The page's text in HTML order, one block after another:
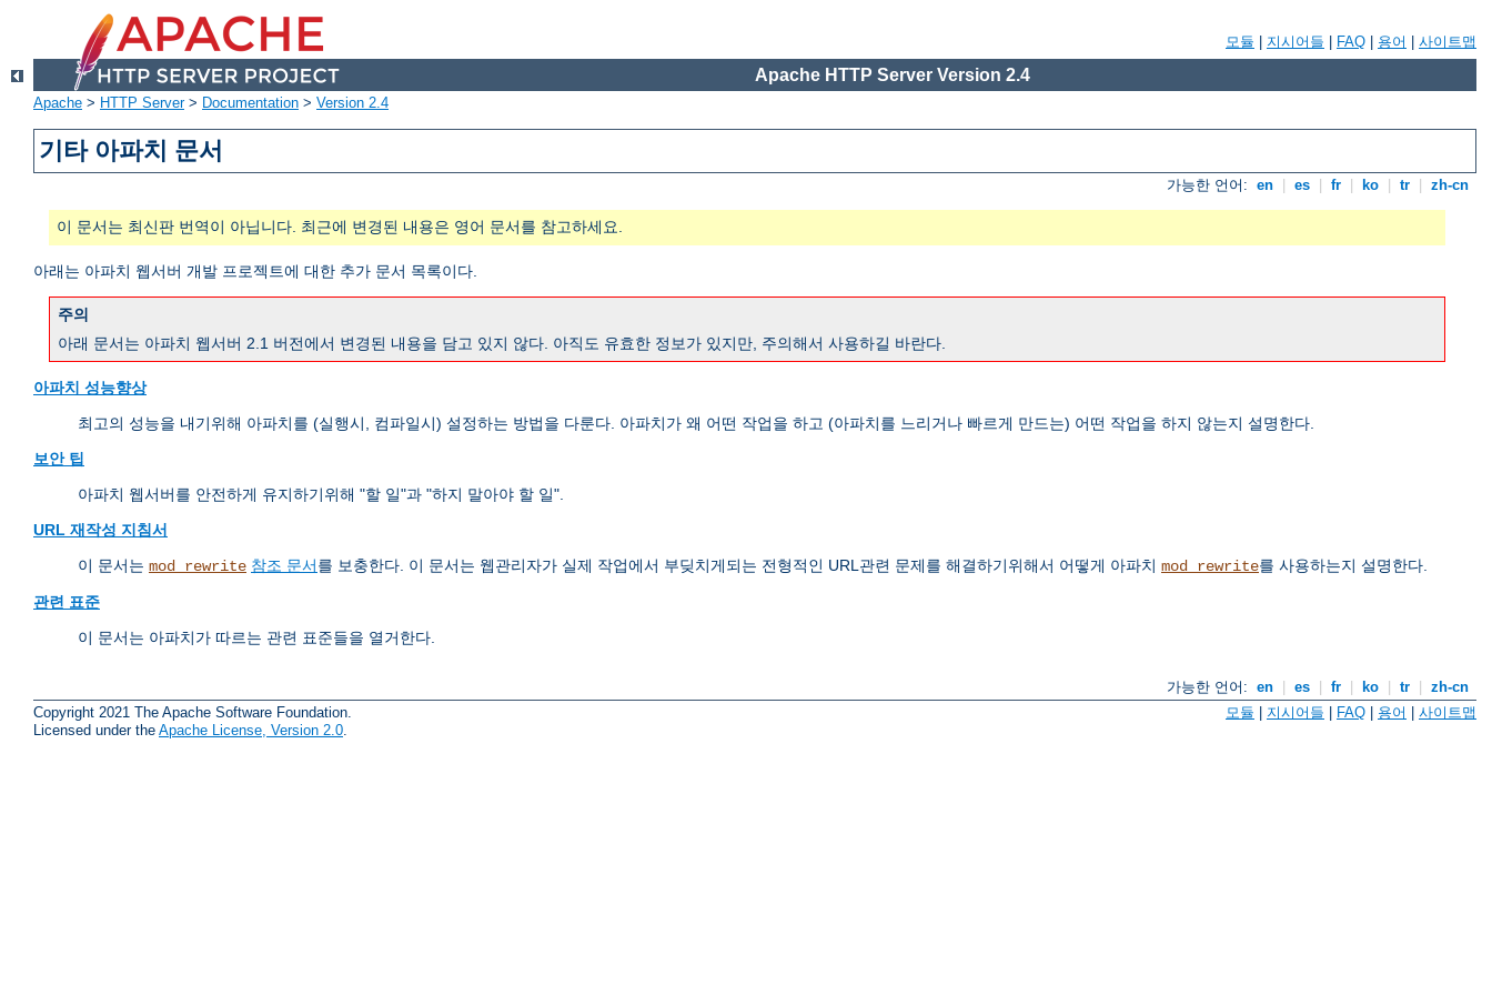
모듈 지시어들 FAQ 용어 사이트맵
Apache HTTP Server Version 2.4
Apache > HTTP Server> Documentation > Version 2.4
기타 아파치 문서
가능한 언어: en es fr ko tr zh-cn
이 문서는 최신판 번역이 아닙니다. 최근에 변경된 내용은 영어 문서를 참고하세요.
아래는 아파치 웹서버 개발 프로젝트에 대한 추가 문서 목록이다.
주의
아래 문서는 아파치 웹서버 2.1 버전에서 변경된 내용을 담고 있지 않다. 아직도 유효한 정보가 있지만, 주의해서 사용하길 바란다.
아파치 성능향상
최고의 성능을 내기위해 아파치를 (실행시, 컴파일시) 설정하는 방법을 다룬다. 아파치가 왜 어떤 작업을 하고 (아파치를 느리거나 빠르게 만드는) 어떤 작업을 하지 않는지 설명한다.
보안 팁
아파치 웹서버를 안전하게 유지하기위해 "할 일"과 "하지 말아야 할 일".
URL 재작성 지침서
이 문서는 mod_rewrite 참조 문서를 보충한다. 이 문서는 웹관리자가 실제 작업에서 부딪치게되는 전형적인 URL관련 문제를 해결하기위해서 어떻게 아파치 mod_rewrite를 사용하는지 설명한다.
관련 표준
이 문서는 아파치가 따르는 관련 표준들을 열거한다.
가능한 언어: en es fr ko tr
zh-cn
Copyright 2021 The Apache Software Foundation.
Licensed under the Apache License, Version 2.0
모듈 | 지시어들 | FAQ | 용어 | 사이트맵